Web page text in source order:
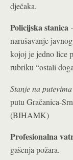
dječaka.
Policijska stanica
narušavanje
kojoj je jedno lice
rubriku “ostali
Stanje na putevima
putu Gračanica-
(BIHAMK)
Profesionalna
gašenja požara.